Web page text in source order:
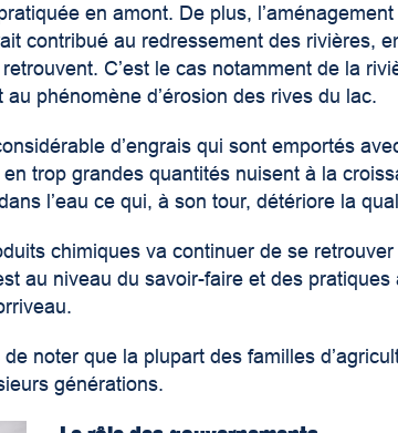
en amont. De plus,
contribué au redressement des rivières,
C’est le cas notamment de la
phénomène d’érosion des rives du lac.
d’engrais qui sont emportés
trop grandes quantités nuisent à la
l’eau ce qui, à son tour, détériore la
chimiques va continuer de se
au niveau du savoir-faire et des pratiques
noter que la plupart des familles
générations.